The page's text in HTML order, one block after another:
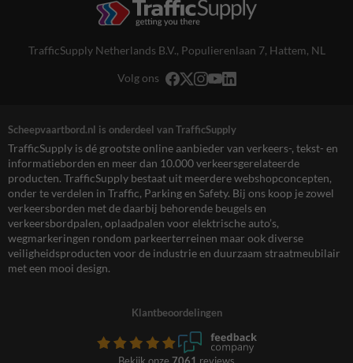
TrafficSupply Netherlands B.V., Populierenlaan 7, Hattem, NL
Volg ons
Scheepvaartbord.nl is onderdeel van TrafficSupply
TrafficSupply is dé grootste online aanbieder van verkeers-, tekst- en
informatieborden en meer dan 10.000 verkeersgerelateerde
producten. TrafficSupply bestaat uit meerdere webshopconcepten,
onder te verdelen in Traffic, Parking en Safety. Bij ons koop je zowel
verkeersborden met de daarbij behorende beugels en
verkeersbordpalen, oplaadpalen voor elektrische auto’s,
wegmarkeringen rondom parkeerterreinen maar ook diverse
veiligheidsproducten voor de industrie en duurzaam straatmeubilair
met een mooi design.
Klantbeoordelingen